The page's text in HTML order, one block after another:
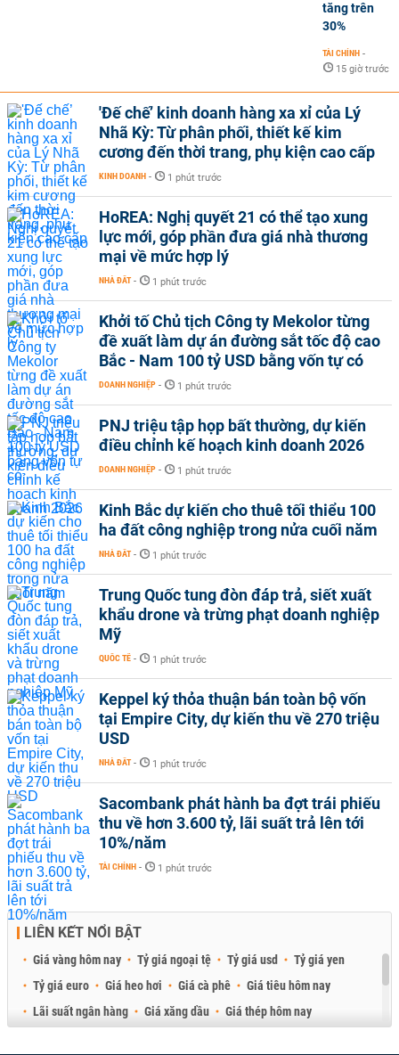
tăng trên
30%
TÀI CHÍNH -
15 giờ trước
'Đế chế’ kinh doanh hàng xa xỉ của Lý
Nhã Kỳ: Từ phân phối, thiết kế kim
cương đến thời trang, phụ kiện cao cấp
KINH DOANH - 1 phút trước
HoREA: Nghị quyết 21 có thể tạo xung
lực mới, góp phần đưa giá nhà thương
mại về mức hợp lý
NHÀ ĐẤT - 1 phút trước
Khởi tố Chủ tịch Công ty Mekolor từng
đề xuất làm dự án đường sắt tốc độ cao
Bắc - Nam 100 tỷ USD bằng vốn tự có
DOANH NGHIỆP - 1 phút trước
PNJ triệu tập họp bất thường, dự kiến
điều chỉnh kế hoạch kinh doanh 2026
DOANH NGHIỆP - 1 phút trước
Kinh Bắc dự kiến cho thuê tối thiểu 100
ha đất công nghiệp trong nửa cuối năm
NHÀ ĐẤT - 1 phút trước
Trung Quốc tung đòn đáp trả, siết xuất
khẩu drone và trừng phạt doanh nghiệp
Mỹ
QUỐC TẾ - 1 phút trước
Keppel ký thỏa thuận bán toàn bộ vốn
tại Empire City, dự kiến thu về 270 triệu
USD
NHÀ ĐẤT - 1 phút trước
Sacombank phát hành ba đợt trái phiếu
thu về hơn 3.600 tỷ, lãi suất trả lên tới
10%/năm
TÀI CHÍNH - 1 phút trước
LIÊN KẾT NỔI BẬT
Giá vàng hôm nay Tỷ giá ngoại tệ Tỷ giá usd
Tỷ giá yen
Tỷ giá euro
Giá heo hơi Giá cà phê
Giá tiêu hôm nay
Lãi suất ngân hàng
Giá xăng dầu
Giá thép hôm nay